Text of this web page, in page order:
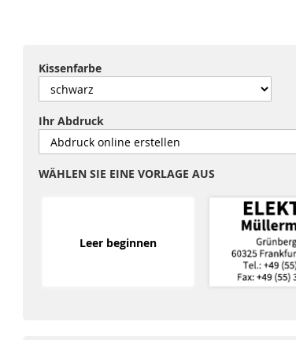
Kissenfarbe
Ihr Abdruck
WÄHLEN SIE EINE VORLAGE AUS
Leer beginnen